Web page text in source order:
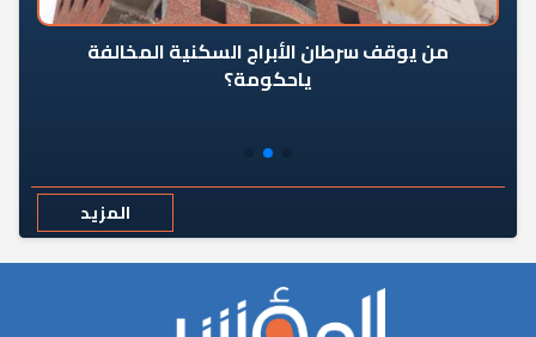
من يوقف سرطان الأبراج السكنية المخالفة
ياحكومة؟
المزيد